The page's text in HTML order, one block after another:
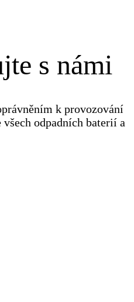
s námi
k provozování
odpadních baterií a